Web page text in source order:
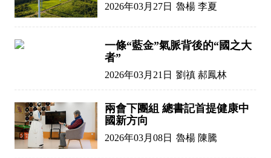
2026年03月27日 魯楊 李夏
一條“藍金”氣脈背後的“國之大
者”
2026年03月21日 劉禛 郝鳳林
兩會下團組 總書記首提健康中
國新方向
2026年03月08日 魯楊 陳騰